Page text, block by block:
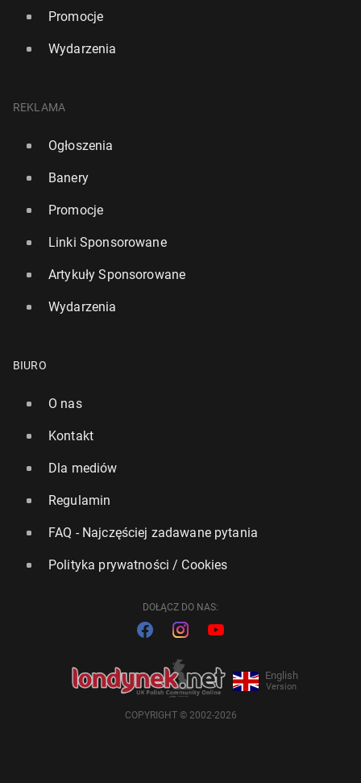
Promocje
Wydarzenia
REKLAMA
Ogłoszenia
Banery
Promocje
Linki Sponsorowane
Artykuły Sponsorowane
Wydarzenia
BIURO
O nas
Kontakt
Dla mediów
Regulamin
FAQ - Najczęściej zadawane pytania
Polityka prywatności / Cookies
DOŁĄCZ DO NAS:
English
Version
COPYRIGHT © 2002-2026